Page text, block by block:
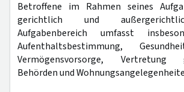
Betroffene im Rahmen seines
gerichtlich und
Aufgabenbereich umfasst
Aufenthaltsbestimmung,
Vermögensvorsorge, Vertretung
Behörden und